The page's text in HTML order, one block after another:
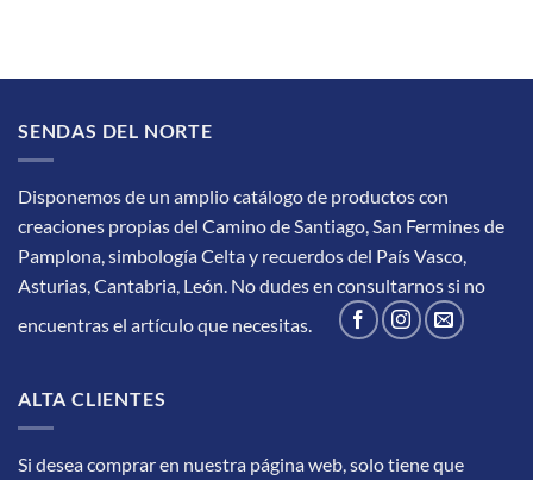
SENDAS DEL NORTE
Disponemos de un amplio catálogo de productos con
creaciones propias del Camino de Santiago, San Fermines de
Pamplona, simbología Celta y recuerdos del País Vasco,
Asturias, Cantabria, León. No dudes en consultarnos si no
encuentras el artículo que necesitas.
ALTA CLIENTES
Si desea comprar en nuestra página web, solo tiene que